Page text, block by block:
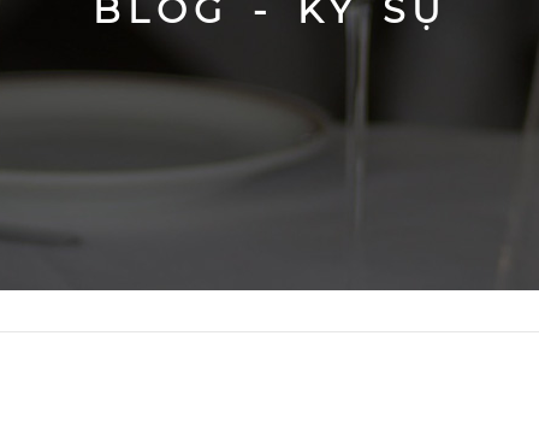
BLOG - KÝ SỰ